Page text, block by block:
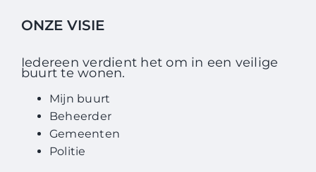
ONZE VISIE
Iedereen verdient het om in een veilige
buurt te wonen.
Mijn buurt
Beheerder
Gemeenten
Politie